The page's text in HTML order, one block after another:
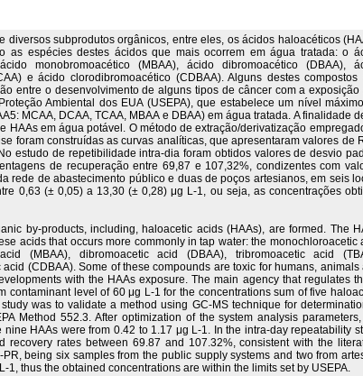
subprodutos orgânicos, entre eles, os ácidos haloacéticos
as espécies destes ácidos que mais ocorrem em água tratada: o
monobromoacético (MBAA), ácido dibromoacético (DBAA),
e ácido clorodibromoacético (CDBAA). Alguns destes compostos
entre o desenvolvimento de alguns tipos de câncer com a exposição
Ambiental dos EUA (USEPA), que estabelece um nível
MCAA, DCAA, TCAA, MBAA e DBAA) em água tratada. A finalidade
em água potável. O método de extração/derivatização
foram construídas as curvas analíticas, que apresentaram valores de
estudo de repetibilidade intra-dia foram obtidos valores de desvio
de recuperação entre 69,87 e 107,32%, condizentes com
rede de abastecimento público e duas de poços artesianos, em seis
0,63 (± 0,05) a 13,30 (± 0,28) μg L-1, ou seja, as concentrações
by-products, including, haloacetic acids (HAAs), are formed. The
acids that occurs more commonly in tap water: the monochloroacetic
(MBAA), dibromoacetic acid (DBAA), tribromoacetic acid
(CDBAA). Some of these compounds are toxic for humans, animals
with the HAAs exposure. The main agency that regulates
contaminant level of 60 μg L-1 for the concentrations sum of five
was to validate a method using GC-MS technique for
Method 552.3. After optimization of the system analysis
HAAs were from 0.42 to 1.17 μg L-1. In the intra-day repeatability
rates between 69.87 and 107.32%, consistent with the
being six samples from the public supply systems and two from
thus the obtained concentrations are within the limits set by USEPA.